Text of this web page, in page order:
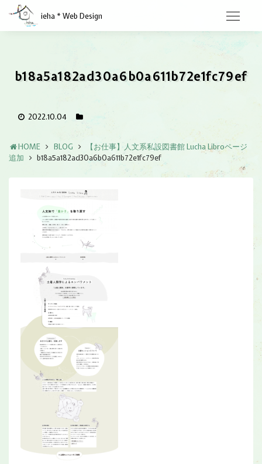
ieha * Web Design
b18a5a182ad30a6b0a611b72e1fc79ef
2022.10.04
HOME BLOG
【お仕事】人文系私設図書館 Lucha Libroページ
追加
b18a5a182ad30a6b0a611b72e1fc79ef